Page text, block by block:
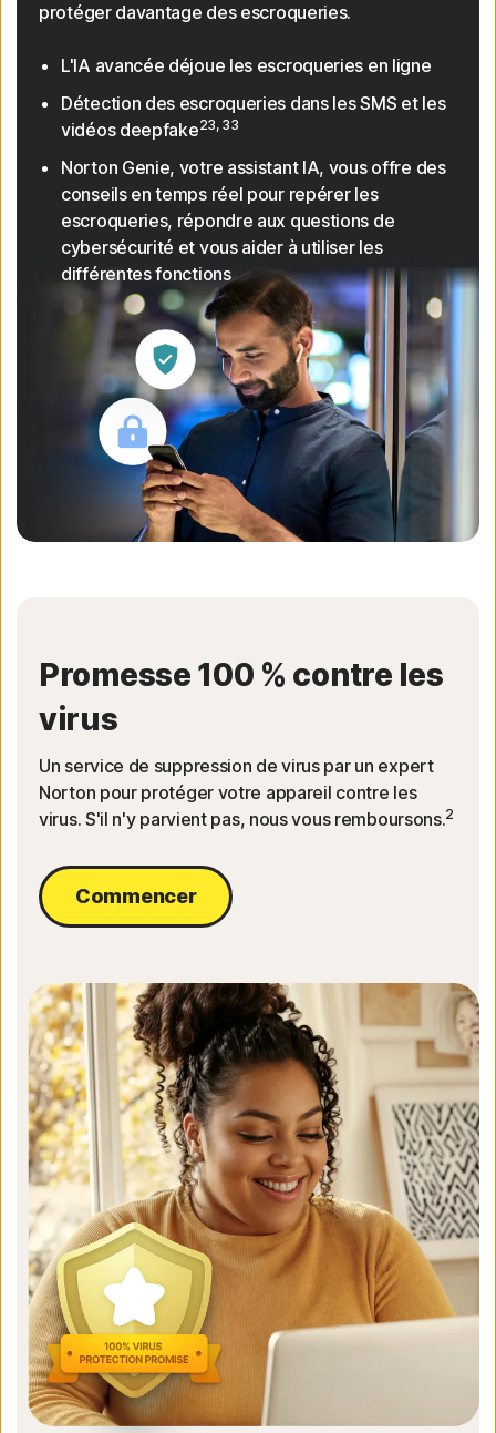
protéger davantage des escroqueries.
L'IA avancée déjoue les escroqueries en ligne
Détection des escroqueries dans les SMS et les
vidéos deepfake23, 33
Norton Genie, votre assistant IA, vous offre des
conseils en temps réel pour repérer les
escroqueries, répondre aux questions de
cybersécurité et vous aider à utiliser les
différentes fonctions
Promesse 100 % contre les
virus
Un service de suppression de virus par un expert
Norton pour protéger votre appareil contre les
virus. S'il n'y parvient pas, nous vous remboursons.2
Commencer